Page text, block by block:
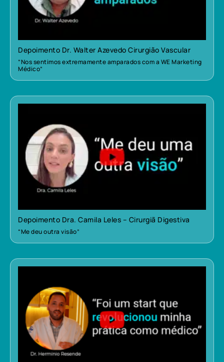
Depoimento Dr. Walter Azevedo Cirurgião Vascular
“Nos sentimos extremamente amparados com a WE Marketing
Médico”
Depoimento Dra. Camila Leles – Cirurgiã Digestiva
“Me deu outra visão”